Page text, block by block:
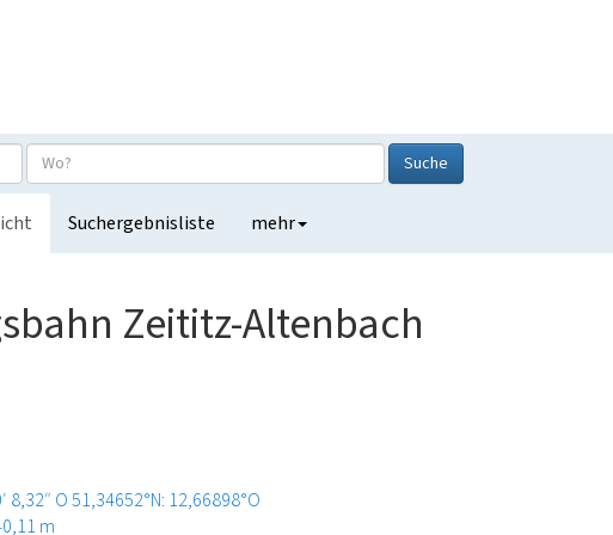
Suche
Suchergebnisliste mehr
Zeititz-Altenbach
8,32″ O51,34652°N: 12,66898°O
m